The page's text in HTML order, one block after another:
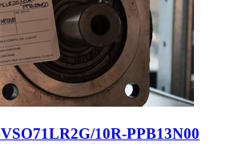
10R-PPB13N00